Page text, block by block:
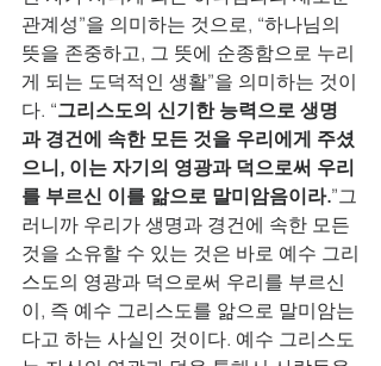
관계성”을 의미하는 것으로, “하나님의
뜻을 존중하고, 그 뜻에 순종함으로 누리
게 되는 도덕적인 생활”을 의미하는 것이
다. “그리스도의 신기한 능력으로 생명
과 경건에 속한 모든 것을 우리에게 주셨
으니, 이는 자기의 영광과 덕으로써 우리
를 부르신 이를 앎으로 말미암음이라.”그
러니까 우리가 생명과 경건에 속한 모든
것을 소유할 수 있는 것은 바로 예수 그리
스도의 영광과 덕으로써 우리를 부르신
이, 즉 예수 그리스도를 앎으로 말미암는
다고 하는 사실인 것이다. 예수 그리스도